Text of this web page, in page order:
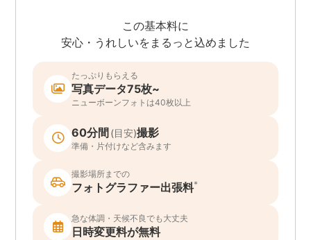
この基本料に
安心・うれしいをまるっと込めました
たっぷりもらえる
写真データ75枚~
ニューボーンフォトは40枚以上
60分間 (目安)撮影
準備・片付けなど含みます
撮影場所までの
フォトグラファー出張料*
急な体調・天候不良でも大丈夫
日時変更料が無料